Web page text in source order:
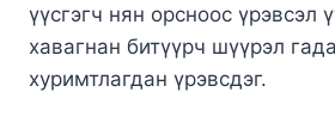
үүсгэгч нян орсноос үрэвсэл
хавагнан битүүрч шүүрэл
хуримтлагдан үрэвсдэг.